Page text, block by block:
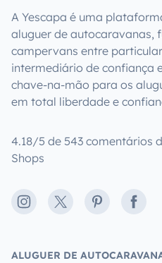
A Yescapa é uma
aluguer de autocaravanas,
campervans entre
intermediário de confiança
chave-na-mão para os
em total liberdade e
4.18/5 de 543 comentários
Shops
Instagram
X Pinterest
ALUGUER DE